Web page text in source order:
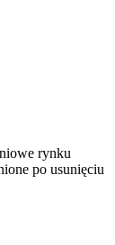
rynku
po usunięciu